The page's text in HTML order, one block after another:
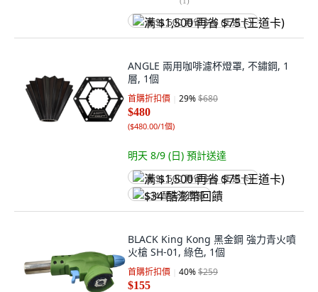
满 $1,500 再省 $75 (王道卡)
ANGLE 兩用咖啡濾杯燈罩, 不鏽鋼, 1
層, 1個
首購折扣價 29%$680
$480
($480.00/1個)
明天 8/9 (日) 預計送達
满 $1,500 再省 $75 (王道卡)
$34 酷澎幣回饋
BLACK King Kong 黑金鋼 強力青火噴
火槍 SH-01, 綠色, 1個
首購折扣價 40%$259
$155